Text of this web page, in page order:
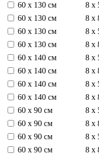
60 х 130 см
8 х
60 х 130 см
8 х
60 х 130 см
8 х
60 х 130 см
8 х
60 х 140 см
8 х
60 х 140 см
8 х
60 х 140 см
8 х
60 х 140 см
8 х
60 х 90 см
8 х
60 х 90 см
8 х
60 х 90 см
8 х
60 х 90 см
8 х